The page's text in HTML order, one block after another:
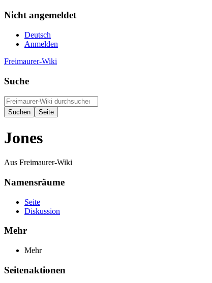
Nicht angemeldet
Deutsch
Anmelden
Freimaurer-Wiki
Suche
Jones
Aus Freimaurer-Wiki
Namensräume
Seite
Diskussion
Mehr
Mehr
Seitenaktionen